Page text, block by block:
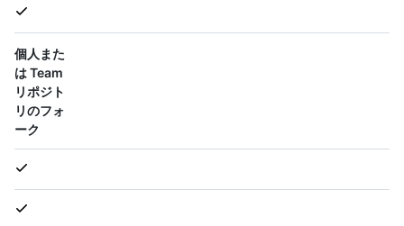
個人また
は Team
リポジト
リのフォ
ーク